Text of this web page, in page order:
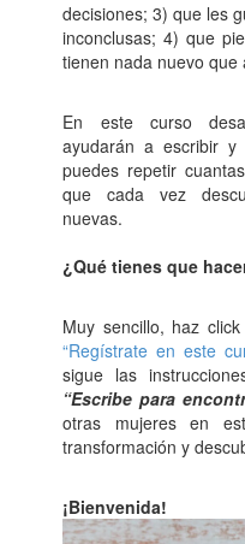
decisiones; 3) que les
inconclusas; 4) que
tienen nada nuevo que
En este curso
ayudarán a escribir
puedes repetir
que cada vez
nuevas.
¿Qué tienes que
Muy sencillo, haz
“Regístrate en este
sigue las
“Escribe para
otras mujeres en
transformación y
¡Bienvenida!